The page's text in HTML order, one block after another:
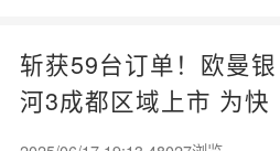
斩获59台订单！欧曼银
河3成都区域上市 为快
递绿通运输装上高效新